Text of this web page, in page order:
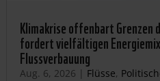
Klimakrise offenbart Grenzen
fordert vielfältigen
Flussverbauung
Aug. 6, 2026 | Flüsse,